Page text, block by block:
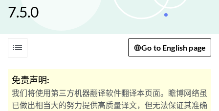
7.5.0
list Go to English page
免责声明:
我们将使用第三方机器翻译软件翻译本页面。瞻博网络虽
已做出相当大的努力提供高质量译文，但无法保证其准确